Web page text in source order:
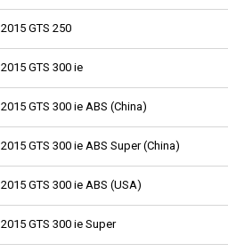
2015 GTS 250
2015 GTS 300 ie
2015 GTS 300 ie ABS (China)
2015 GTS 300 ie ABS Super (China)
2015 GTS 300 ie ABS (USA)
2015 GTS 300 ie Super